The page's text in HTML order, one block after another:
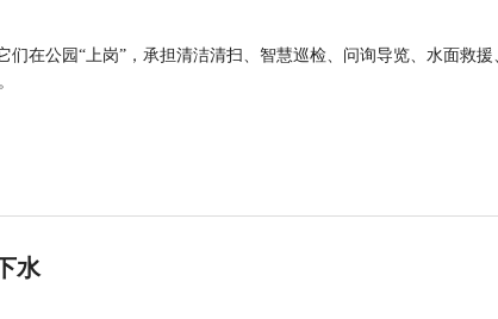
在公园“上岗”，承担清洁清扫、智慧巡检、问询导览、水面救援
水